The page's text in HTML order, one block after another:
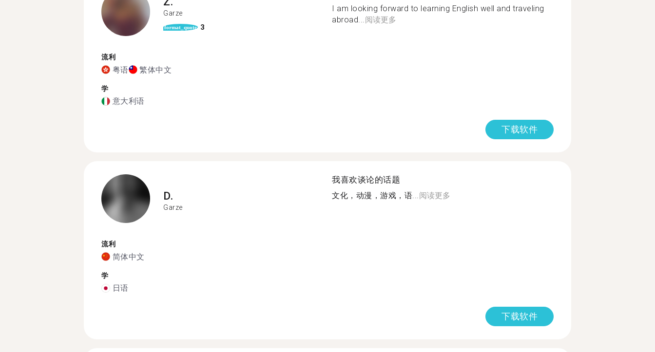
Garze
format_quote 3
流利
粤语 繁体中文
学
意大利语
I am looking forward to learning English well and traveling
abroad...阅读更多
下载软件
D.
Garze
流利
简体中文
学
日语
我喜欢谈论的话题
文化，动漫，游戏，语...阅读更多
下载软件